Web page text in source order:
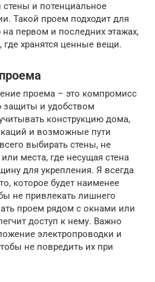
и потенциальное
Такой проем подходит для
первом и последних этажах,
хранятся ценные вещи.
проема – это компромисс
и удобством
конструкцию дома,
и возможные пути
выбирать стены, не
места, где несущая стена
для укрепления. Я всегда
которое будет наименее
не привлекать лишнего
проем рядом с окнами или
доступ к нему. Важно
электропроводки и
не повредить их при